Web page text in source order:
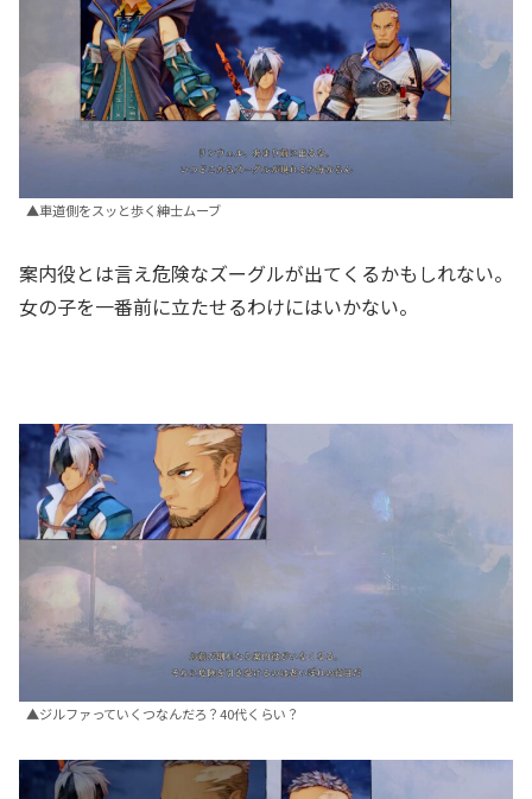
▲車道側をスッと歩く紳士ムーブ
案内役とは言え危険なズーグルが出てくるかもしれない。
女の子を一番前に立たせるわけにはいかない。
▲ジルファっていくつなんだろ？40代くらい？